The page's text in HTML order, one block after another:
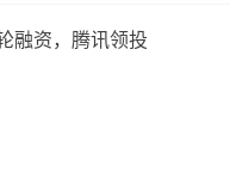
融资，腾讯领投